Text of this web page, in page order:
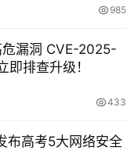
985
漏洞 CVE-2025-
排查升级！
433
布高考5大网络安全